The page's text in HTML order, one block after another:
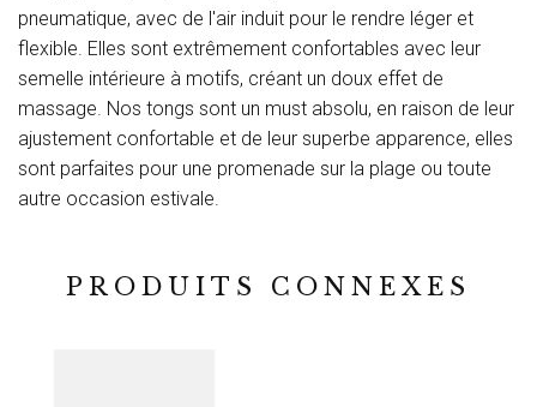
pneumatique, avec de l'air induit pour le rendre léger et
flexible. Elles sont extrêmement confortables avec leur
semelle intérieure à motifs, créant un doux effet de
massage. Nos tongs sont un must absolu, en raison de leur
ajustement confortable et de leur superbe apparence, elles
sont parfaites pour une promenade sur la plage ou toute
autre occasion estivale.
PRODUITS CONNEXES